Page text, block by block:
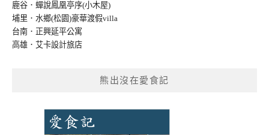
鹿谷．蟬說鳳凰亭序(小木屋)
埔里．水鄉(松園)豪華渡假villa
台南．正興延平公寓
高雄．艾卡設計旅店
熊出沒在愛食記